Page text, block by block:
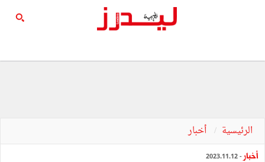
الرئيسية أخبار
أخبار - 2023.11.12